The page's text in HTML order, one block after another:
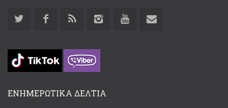
ΕΝΗΜΕΡΩΤΙΚΑ ΔΕΛΤΙΑ